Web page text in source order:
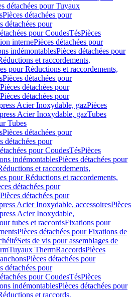
détachées pour Tuyaux
Pièces détachées pour
détachées pour
pour CoudesTésPièces
internePièces détachées pour
indémontablesPièces détachées pour
et raccordements,
pour Réductions et raccordements,
Pièces détachées pour
Pièces détachées pour
Pièces détachées pour
Acier Inoxydable, gazPièces
Acier Inoxydable, gazTubes
Tubes
Pièces détachées pour
détachées pour
pour CoudesTésPièces
indémontablesPièces détachées pour
et raccordements,
pour Réductions et raccordements,
détachées pour
Pièces détachées pour
Acier Inoxydable, accessoiresPièces
Acier Inoxydable,
tubes et raccordsFixations pour
Pièces détachées pour Fixations de
Sets de vis pour assemblages de
Tuyaux ThermRaccordsPièces
Pièces détachées pour
détachées pour
pour CoudesTésPièces
indémontablesPièces détachées pour
et raccords,